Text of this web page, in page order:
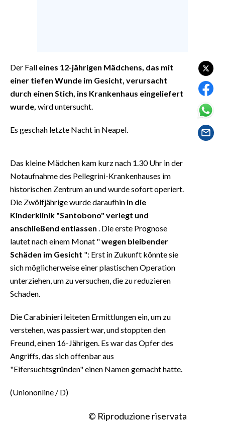
INSULARITÀ
FOTO
VIDEO
ABBONATI
ANNUNCI
NECROLOGI
PUBBLICITÀ
Der Fall eines 12-jährigen Mädchens, das mit
einer tiefen Wunde im Gesicht, verursacht
durch einen Stich, ins Krankenhaus eingeliefert
wurde, wird untersucht.
Es geschah letzte Nacht in Neapel.
Das kleine Mädchen kam kurz nach 1.30 Uhr in der
Notaufnahme des Pellegrini-Krankenhauses im
historischen Zentrum an und wurde sofort operiert.
Die Zwölfjährige wurde daraufhin in die
Kinderklinik "Santobono" verlegt und
anschließend entlassen . Die erste Prognose
lautet nach einem Monat "wegen bleibender
Schäden im Gesicht ": Erst in Zukunft könnte sie
sich möglicherweise einer plastischen Operation
unterziehen, um zu versuchen, die zu reduzieren
Schaden.
Die Carabinieri leiteten Ermittlungen ein, um zu
verstehen, was passiert war, und stoppten den
Freund, einen 16-Jährigen. Es war das Opfer des
Angriffs, das sich offenbar aus
"Eifersuchtsgründen" einen Namen gemacht hatte.
(Uniononline / D)
© Riproduzione riservata